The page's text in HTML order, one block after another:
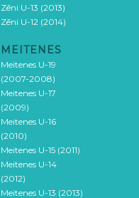
Zēni U-13 (2013)
Zēni U-12 (2014)
MEITENES
Meitenes U-19
(2007-2008)
Meitenes U-17
(2009)
Meitenes U-16
(2010)
Meitenes U-15 (2011)
Meitenes U-14
(2012)
Meitenes U-13 (2013)